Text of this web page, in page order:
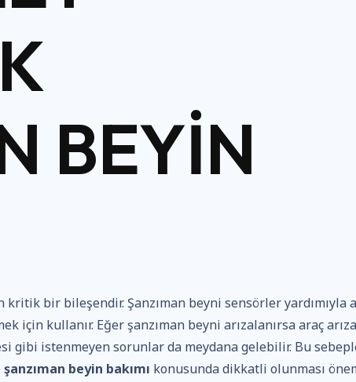
BEYIN
bir bileşendir. Şanzıman beyni sensörler yardımıyla
için kullanır. Eğer şanzıman beyni arızalanırsa araç arıza
gibi istenmeyen sorunlar da meydana gelebilir. Bu
şanzıman beyin bakımı konusunda dikkatli olunması